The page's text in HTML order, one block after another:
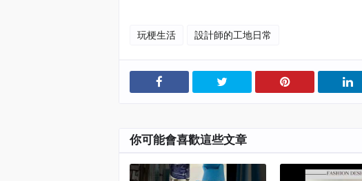
玩梗生活 設計師的工地日常
你可能會喜歡這些文章